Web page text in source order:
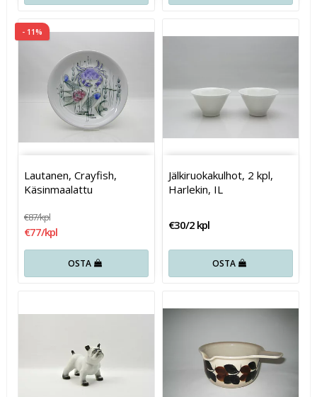
- 11%
Lautanen, Crayfish,
Käsinmaalattu
€87/kpl
€77/kpl
OSTA
Jälkiruokakulhot, 2 kpl,
Harlekin, IL
€30/2 kpl
OSTA